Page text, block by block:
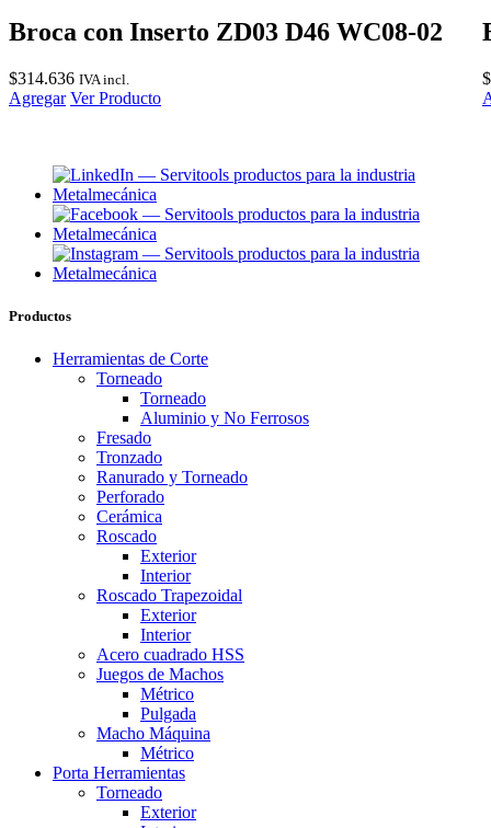
Broca con Inserto ZD03 D46 WC08-02
$314.636 IVA incl.
Agregar Ver Producto
$
Productos
Herramientas de Corte
Torneado
Torneado
Aluminio y No Ferrosos
Fresado
Tronzado
Ranurado y Torneado
Perforado
Cerámica
Roscado
Exterior
Interior
Roscado Trapezoidal
Exterior
Interior
Acero cuadrado HSS
Juegos de Machos
Métrico
Pulgada
Macho Máquina
Métrico
Porta Herramientas
Torneado
Exterior